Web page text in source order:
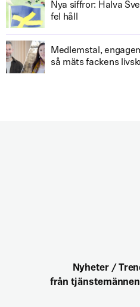
Nya siffror: Halva
fel håll
Medlemstal,
så mäts fackens
Nyheter /
från